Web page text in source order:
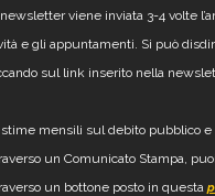
viene inviata 3-4 volte
e gli appuntamenti. Si può
sul link inserito nella
mensili sul debito pubblico e
un Comunicato Stampa,
un bottone posto in questa